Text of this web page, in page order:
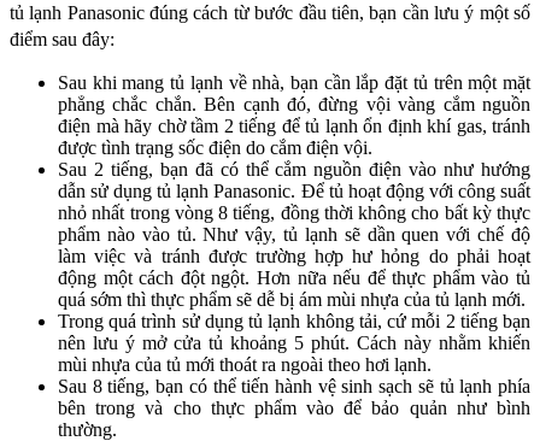
tủ lạnh Panasonic đúng cách từ bước đầu tiên, bạn cần lưu ý một số
điểm sau đây:
Sau khi mang tủ lạnh về nhà, bạn cần lắp đặt tủ trên một mặt
phẳng chắc chắn. Bên cạnh đó, đừng vội vàng cắm nguồn
điện mà hãy chờ tầm 2 tiếng để tủ lạnh ổn định khí gas, tránh
được tình trạng sốc điện do cắm điện vội.
Sau 2 tiếng, bạn đã có thể cắm nguồn điện vào như hướng
dẫn sử dụng tủ lạnh Panasonic. Để tủ hoạt động với công suất
nhỏ nhất trong vòng 8 tiếng, đồng thời không cho bất kỳ thực
phẩm nào vào tủ. Như vậy, tủ lạnh sẽ dần quen với chế độ
làm việc và tránh được trường hợp hư hỏng do phải hoạt
động một cách đột ngột. Hơn nữa nếu để thực phẩm vào tủ
quá sớm thì thực phẩm sẽ dễ bị ám mùi nhựa của tủ lạnh mới.
Trong quá trình sử dụng tủ lạnh không tải, cứ mỗi 2 tiếng bạn
nên lưu ý mở cửa tủ khoảng 5 phút. Cách này nhằm khiến
mùi nhựa của tủ mới thoát ra ngoài theo hơi lạnh.
Sau 8 tiếng, bạn có thể tiến hành vệ sinh sạch sẽ tủ lạnh phía
bên trong và cho thực phẩm vào để bảo quản như bình
thường.